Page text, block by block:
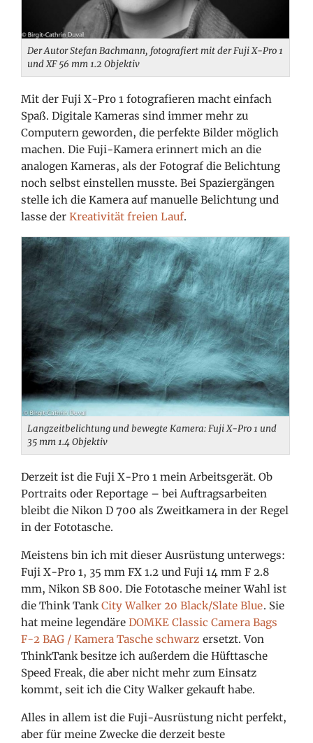
Der Autor Stefan Bachmann, fotografiert mit der Fuji X-Pro 1
und XF 56 mm 1.2 Objektiv
Mit der Fuji X-Pro 1 fotografieren macht einfach
Spaß. Digitale Kameras sind immer mehr zu
Computern geworden, die perfekte Bilder möglich
machen. Die Fuji-Kamera erinnert mich an die
analogen Kameras, als der Fotograf die Belichtung
noch selbst einstellen musste. Bei Spaziergängen
stelle ich die Kamera auf manuelle Belichtung und
lasse derKreativität freien Lauf.
Langzeitbelichtung und bewegte Kamera: Fuji X-Pro 1 und
35 mm 1.4 Objektiv
Derzeit ist die Fuji X-Pro 1 mein Arbeitsgerät. Ob
Portraits oder Reportage – bei Auftragsarbeiten
bleibt die Nikon D 700 als Zweitkamera in der Regel
in der Fototasche.
Meistens bin ich mit dieser Ausrüstung unterwegs:
Fuji X-Pro 1, 35 mm FX 1.2 und Fuji 14 mm F 2.8
mm, Nikon SB 800. Die Fototasche meiner Wahl ist
die Think TankCity Walker 20 Black/Slate Blue. Sie
hat meine legendäreDOMKE Classic Camera Bags
F-2 BAG / Kamera Tasche schwarz ersetzt. Von
ThinkTank besitze ich außerdem die Hüfttasche
Speed Freak, die aber nicht mehr zum Einsatz
kommt, seit ich die City Walker gekauft habe.
Alles in allem ist die Fuji-Ausrüstung nicht perfekt,
aber für meine Zwecke die derzeit beste